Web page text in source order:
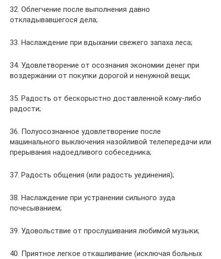
32. Облегчение после выполнения давно
откладывавшегося дела;
33. Наслаждение при вдыхании свежего запаха леса;
34. Удовлетворение от осознания экономии денег при
воздержании от покупки дорогой и ненужной вещи;
35. Радость от бескорыстно доставленной кому-либо
радости;
36. Полуосознанное удовлетворение после
машинального выключения назойливой телепередачи или
прерывания надоедливого собеседника;
37. Радость общения (или радость уединения);
38. Наслаждение при устранении сильного зуда
почесыванием;
39. Удовольствие от прослушивания любимой музыки;
40. Приятное легкое откашливание (исключая больных